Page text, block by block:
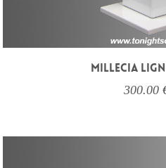
MILLECIA
300.00